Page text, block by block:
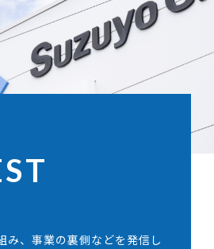
み、事業の裏側などを発信し